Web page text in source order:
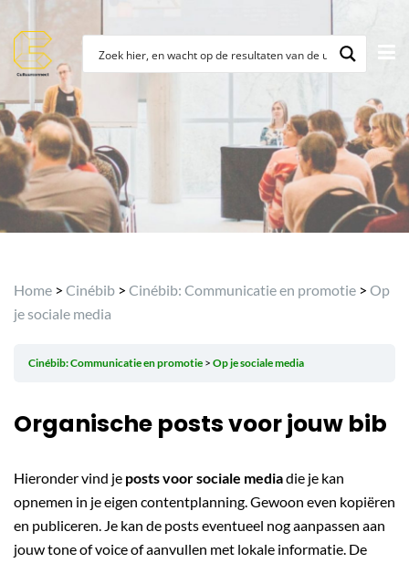
Home > Cinébib > Cinébib: Communicatie en promotie > Op
je sociale media
Cinébib: Communicatie en promotie Op je sociale media
Organische posts voor jouw bib
Hieronder vind je postsvoor sociale mediadie je kan
opnemen in je eigen contentplanning. Gewoon even kopiëren
en publiceren. Je kan de posts eventueel nog aanpassen aan
jouw tone of voice of aanvullen met lokale informatie. De